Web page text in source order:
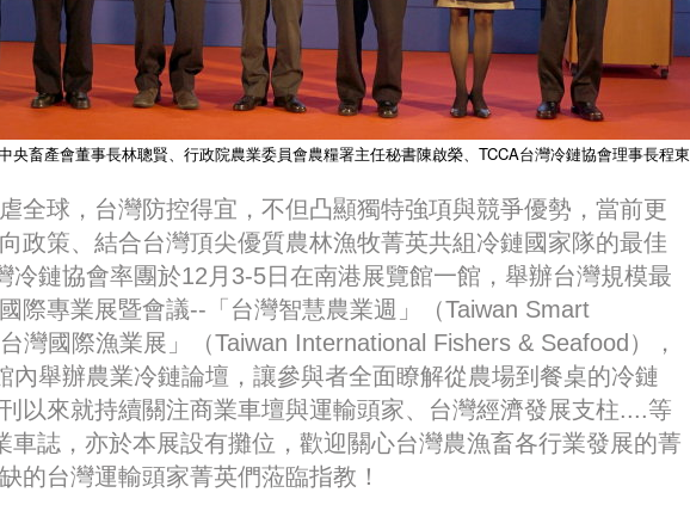
央畜產會董事長林聰賢、行政院農業委員會農糧署主任秘書陳啟榮、TCCA台灣冷鏈協會理事長程東
全球，台灣防控得宜，不但凸顯獨特強項與競爭優勢，當前更
政策、結合台灣頂尖優質農林漁牧菁英共組冷鏈國家隊的最佳
冷鏈協會率團於12月3-5日在南港展覽館一館，舉辦台灣規模最
際專業展暨會議--「台灣智慧農業週」（Taiwan Smart
灣國際漁業展」（Taiwan International Fishers & Seafood），
內舉辦農業冷鏈論壇，讓參與者全面瞭解從農場到餐桌的冷鏈
以來就持續關注商業車壇與運輸頭家、台灣經濟發展支柱....等
車誌，亦於本展設有攤位，歡迎關心台灣農漁畜各行業發展的菁
的台灣運輸頭家菁英們蒞臨指教！